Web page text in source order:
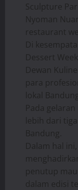
Sculpture
Nyoman
restaurant
Di
Dessert
Dewan
para
lokal Bandung,
Pada
lebih dari
Bandung.
Dalam hal
penutup
dalam edisi